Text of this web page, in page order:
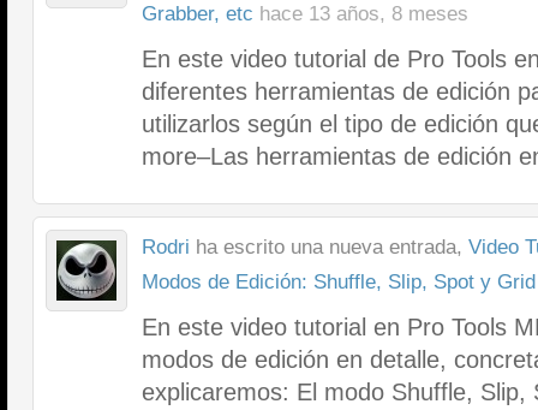
Grabber, etc hace 13 años, 8 meses
En este video tutorial de Pro Tools
diferentes herramientas de edición
utilizarlos según el tipo de edición
more–Las herramientas de edición
Rodri ha escrito una nueva entrada, Video
Modos de Edición: Shuffle, Slip, Spot y Grid
En este video tutorial en Pro Tools
modos de edición en detalle,
explicaremos: El modo Shuffle,